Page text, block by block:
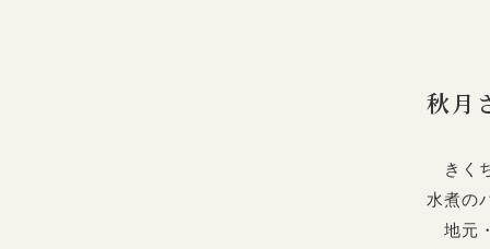
秋月
きく
水煮の
地元